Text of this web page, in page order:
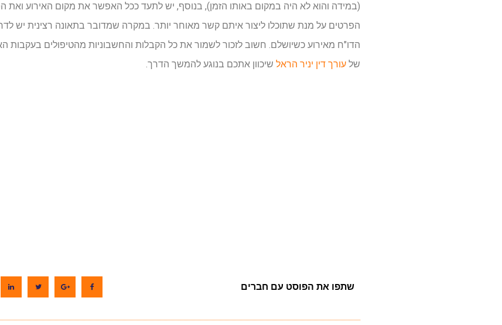
(במידה והוא לא היה במקום באותו הזמן), בנוסף, יש לתעד ככל האפשר את מקום האירוע ואת
הפרטים על מנת שתוכלו ליצור איתם קשר מאוחר יותר. במקרה שמדובר בתאונה רצינית יש
הדו"ח מאירוע כשיושלם. חשוב לזכור לשמור את כל הקבלות והחשבוניות מהטיפולים בעקבות
של עורך דין יניר הראל שיכוון אתכם בנוגע להמשך הדרך.
שתפו את הפוסט עם חברים